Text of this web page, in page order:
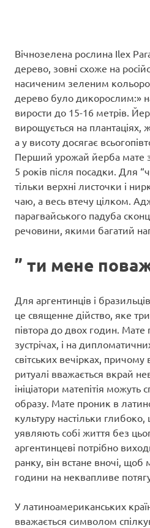
Вічнозелена рослина Ilex
дерево, зовні схоже на
насиченим зеленим
дерево було дикорослим:»
вирости до 15-16 метрів.
вирощується на плантаціях,
а у висоту досягає
Перший урожай йерба мате
5 років після посадки. Для
тільки верхні листочки і
чаю, а весь втечу цілком.
парагвайського падуба
речовини, якими багатий
” ти мене
Для аргентинців і
це священне дійство, яке
півтора до двох годин. Мате
зустрічах, і на
світських вечірках, причому
ритуалі вважається вкрай
ініціатори матепітія
образу. Мате проник в
культуру настільки
уявляють собі життя без
аргентинцеві потрібно
ранку, він встане вночі, щоб
години на неквапливе
У латиноамериканських
вважається символом